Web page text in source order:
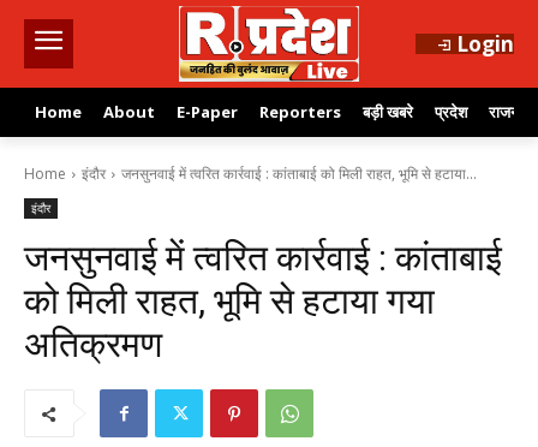
Login
Home About E-Paper Reporters बड़ी खबरे प्रदेश राजनीति
Home इंदौर जनसुनवाई में त्वरित कार्रवाई : कांताबाई को मिली राहत, भूमि से हटाया...
इंदौर
जनसुनवाई में त्वरित कार्रवाई : कांताबाई
को मिली राहत, भूमि से हटाया गया
अतिक्रमण